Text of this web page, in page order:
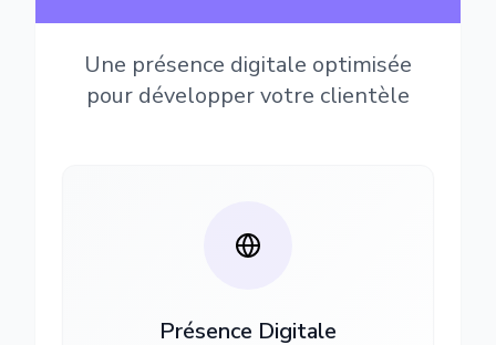
Une présence digitale optimisée
pour développer votre clientèle
Présence Digitale